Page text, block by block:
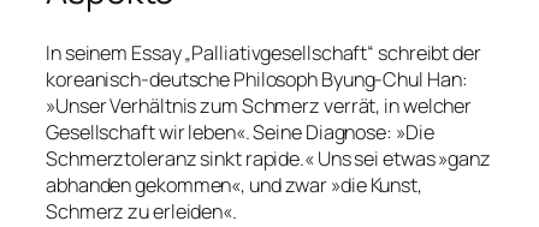
In seinem Essay „Palliativgesellschaft“ schreibt der
koreanisch-deutsche Philosoph Byung-Chul Han:
»Unser Verhältnis zum Schmerz verrät, in welcher
Gesellschaft wir leben«. Seine Diagnose: »Die
Schmerztoleranz sinkt rapide.« Uns sei etwas »ganz
abhanden gekommen«, und zwar »die Kunst,
Schmerz zu erleiden«.